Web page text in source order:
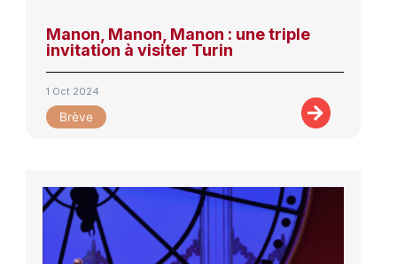
Manon, Manon, Manon : une triple
invitation à visiter Turin
1 Oct 2024
Brève